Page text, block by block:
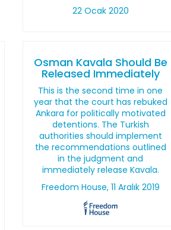
22 Ocak 2020
Osman Kavala Should Be
Released Immediately
This is the second time in one
year that the court has rebuked
Ankara for politically motivated
detentions. The Turkish
authorities should implement
the recommendations outlined
in the judgment and
immediately release Kavala.
Freedom House, 11 Aralık 2019